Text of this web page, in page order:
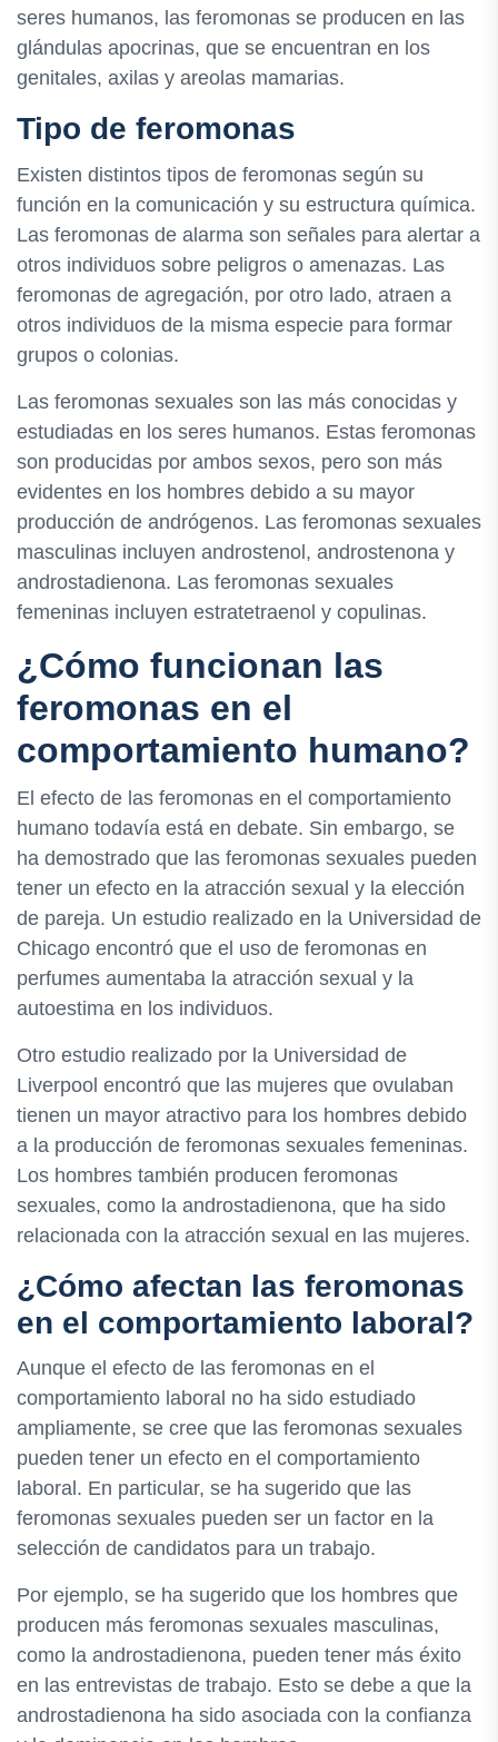
seres humanos, las feromonas se producen en las
glándulas apocrinas, que se encuentran en los
genitales, axilas y areolas mamarias.
Tipo de feromonas
Existen distintos tipos de feromonas según su
función en la comunicación y su estructura química.
Las feromonas de alarma son señales para alertar a
otros individuos sobre peligros o amenazas. Las
feromonas de agregación, por otro lado, atraen a
otros individuos de la misma especie para formar
grupos o colonias.
Las feromonas sexuales son las más conocidas y
estudiadas en los seres humanos. Estas feromonas
son producidas por ambos sexos, pero son más
evidentes en los hombres debido a su mayor
producción de andrógenos. Las feromonas sexuales
masculinas incluyen androstenol, androstenona y
androstadienona. Las feromonas sexuales
femeninas incluyen estratetraenol y copulinas.
¿Cómo funcionan las
feromonas en el
comportamiento humano?
El efecto de las feromonas en el comportamiento
humano todavía está en debate. Sin embargo, se
ha demostrado que las feromonas sexuales pueden
tener un efecto en la atracción sexual y la elección
de pareja. Un estudio realizado en la Universidad de
Chicago encontró que el uso de feromonas en
perfumes aumentaba la atracción sexual y la
autoestima en los individuos.
Otro estudio realizado por la Universidad de
Liverpool encontró que las mujeres que ovulaban
tienen un mayor atractivo para los hombres debido
a la producción de feromonas sexuales femeninas.
Los hombres también producen feromonas
sexuales, como la androstadienona, que ha sido
relacionada con la atracción sexual en las mujeres.
¿Cómo afectan las feromonas
en el comportamiento laboral?
Aunque el efecto de las feromonas en el
comportamiento laboral no ha sido estudiado
ampliamente, se cree que las feromonas sexuales
pueden tener un efecto en el comportamiento
laboral. En particular, se ha sugerido que las
feromonas sexuales pueden ser un factor en la
selección de candidatos para un trabajo.
Por ejemplo, se ha sugerido que los hombres que
producen más feromonas sexuales masculinas,
como la androstadienona, pueden tener más éxito
en las entrevistas de trabajo. Esto se debe a que la
androstadienona ha sido asociada con la confianza